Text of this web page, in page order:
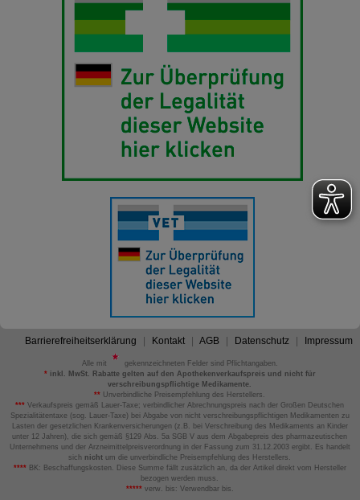
Barrierefreiheitserklärung Kontakt AGB Datenschutz Impressum
Alle mit
gekennzeichneten Felder sind Pflichtangaben.
*inkl. MwSt. Rabatte gelten auf den Apothekenverkaufspreis und nicht für
verschreibungspflichtige Medikamente.
** Unverbindliche Preisempfehlung des Herstellers.
*** Verkaufspreis gemäß Lauer-Taxe; verbindlicher Abrechnungspreis nach der Großen Deutschen
Spezialitätentaxe (sog. Lauer-Taxe) bei Abgabe von nicht verschreibungspflichtigen Medikamenten zu
Lasten der gesetzlichen Krankenversicherungen (z.B. bei Verschreibung des Medikaments an Kinder
unter 12 Jahren), die sich gemäß §129 Abs. 5a SGB V aus dem Abgabepreis des pharmazeutischen
Unternehmens und der Arzneimittelpreisverordnung in der Fassung zum 31.12.2003 ergibt. Es handelt
sich nicht um die unverbindliche Preisempfehlung des Herstellers.
****BK: Beschaffungskosten. Diese Summe fällt zusätzlich an, da der Artikel direkt vom Hersteller
bezogen werden muss.
*****verw. bis: Verwendbar bis.